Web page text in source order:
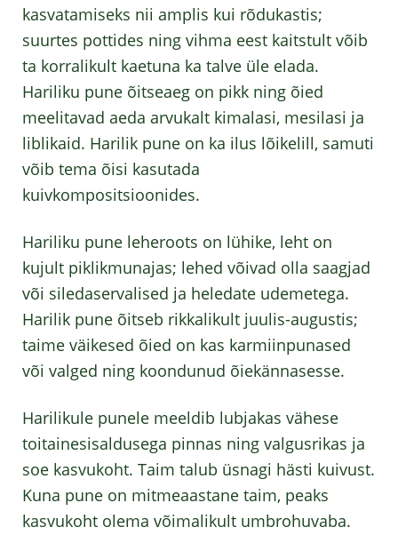
kasvatamiseks nii amplis kui rõdukastis;
suurtes pottides ning vihma eest kaitstult võib
ta korralikult kaetuna ka talve üle elada.
Hariliku pune õitseaeg on pikk ning õied
meelitavad aeda arvukalt kimalasi, mesilasi ja
liblikaid. Harilik pune on ka ilus lõikelill, samuti
võib tema õisi kasutada
kuivkompositsioonides.
Hariliku pune leheroots on lühike, leht on
kujult piklikmunajas; lehed võivad olla saagjad
või siledaservalised ja heledate udemetega.
Harilik pune õitseb rikkalikult juulis-augustis;
taime väikesed õied on kas karmiinpunased
või valged ning koondunud õiekännasesse.
Harilikule punele meeldib lubjakas vähese
toitainesisaldusega pinnas ning valgusrikas ja
soe kasvukoht. Taim talub üsnagi hästi kuivust.
Kuna pune on mitmeaastane taim, peaks
kasvukoht olema võimalikult umbrohuvaba.